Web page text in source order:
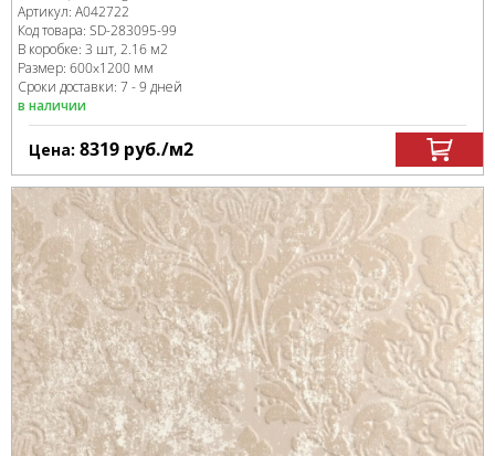
Артикул: A042722
Код товара: SD-283095-99
В коробке: 3 шт, 2.16 м2
Размер: 600x1200 мм
Сроки доставки: 7 - 9 дней
в наличии
Цена: 8319 руб./м2